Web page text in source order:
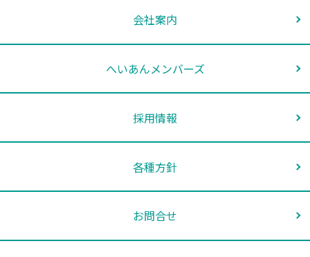
場合、各サービス等が適切な状態で提供できない場合があり
当社のサイトではセッション管理のためにCookieを使用し
当社が加入する認定個人情報保護団体は、ありません
【お問合せ窓口】
お客様の個人情報に関するお問合せにつきましては、下記窓
平安セレモニー株式会社 個人情報問合せ窓口
〒943-0823 新潟県上越市高土町3丁目9－12
会社案内
へいあんメンバーズ
採用情報
各種方針
お問合せ